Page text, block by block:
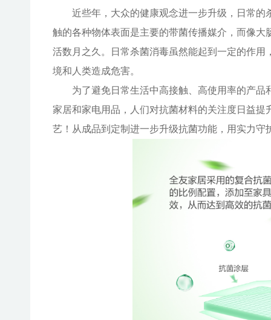
近些年，大众的健康观念进一步升级，日常的
触的各种物体表面是主要的带菌传播媒介，而像
活数月之久。日常杀菌消毒虽然能起到一定的作
境和人类造成危害。
为了避免日常生活中高接触、高使用率的产
家居和家电用品，人们对抗菌材料的关注度日益
艺！从成品到定制进一步升级抗菌功能，用实力守